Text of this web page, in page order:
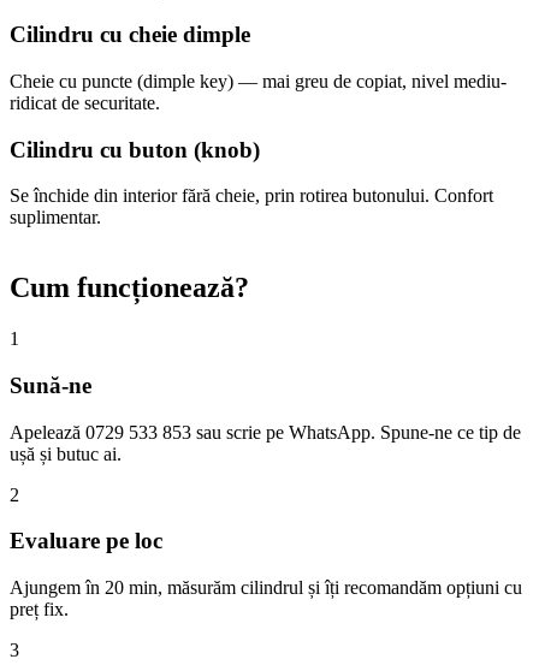
Cilindru cu cheie dimple
Cheie cu puncte (dimple key) — mai greu de copiat, nivel mediu-
ridicat de securitate.
Cilindru cu buton (knob)
Se închide din interior fără cheie, prin rotirea butonului. Confort
suplimentar.
Cum funcționează?
1
Sună-ne
Apelează 0729 533 853 sau scrie pe WhatsApp. Spune-ne ce tip de
ușă și butuc ai.
2
Evaluare pe loc
Ajungem în 20 min, măsurăm cilindrul și îți recomandăm opțiuni cu
preț fix.
3